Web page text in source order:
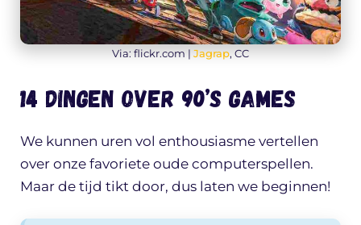
Via: flickr.com | Jagrap, CC
14 dingen over 90’s games
We kunnen uren vol enthousiasme vertellen
over onze favoriete oude computerspellen.
Maar de tijd tikt door, dus laten we beginnen!